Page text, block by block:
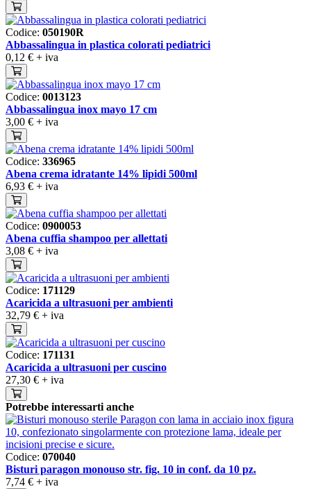
Codice: 050190R
Abbassalingua in plastica colorati pediatrici
0,12 € + iva
Codice: 0013123
Abbassalingua inox mayo 17 cm
3,00 € + iva
Codice: 336965
Abena crema idratante 14% lipidi 500ml
6,93 € + iva
Codice: 0900053
Abena cuffia shampoo per allettati
3,08 € + iva
Codice: 171129
Acaricida a ultrasuoni per ambienti
32,79 € + iva
Codice: 171131
Acaricida a ultrasuoni per cuscino
27,30 € + iva
Potrebbe interessarti anche
Codice: 070040
Bisturi paragon monouso str. fig. 10 in conf. da 10 pz.
7,74 € + iva